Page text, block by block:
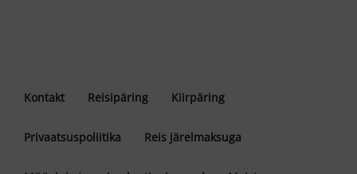
Kontakt Reisipäring Kiirpäring
Privaatsuspoliitika Reis järelmaksuga